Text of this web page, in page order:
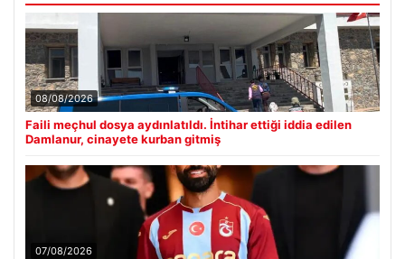
08/08/2026
Faili meçhul dosya aydınlatıldı. İntihar ettiği iddia edilen
Damlanur, cinayete kurban gitmiş
07/08/2026